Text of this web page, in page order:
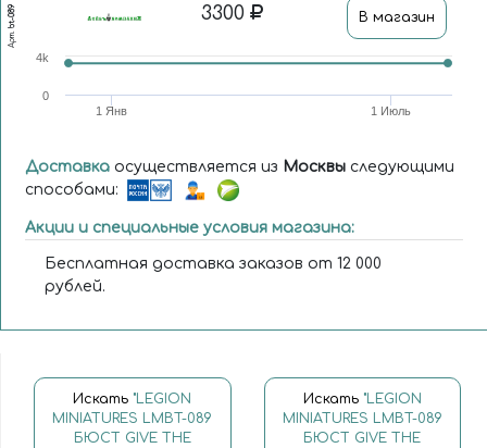
Арт.
bt-089 3300 В магазин
1 Янв 1 Июль
0
4k
Доставка осуществляется из Москвы следующими
способами:
Акции и специальные условия магазина:
Бесплатная доставка заказов от 12 000
рублей.
Искать "LEGION
MINIATURES LMBT-089
БЮСТ GIVE THE
Искать "LEGION
MINIATURES LMBT-089
БЮСТ GIVE THE